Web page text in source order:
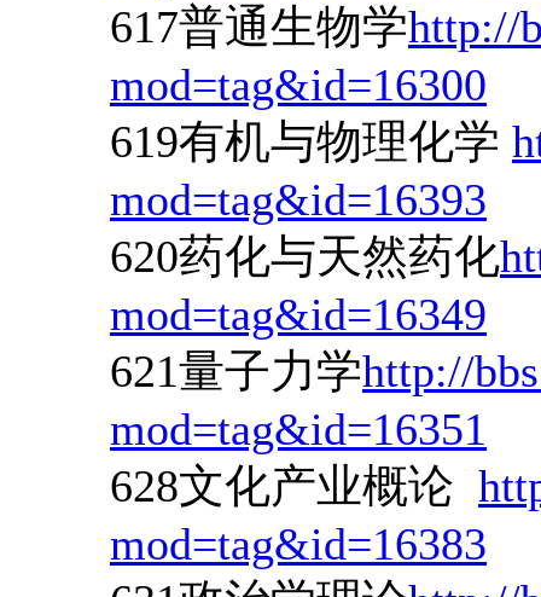
617普通生物学http://
mod=tag&id=16300
619有机与物理化学
mod=tag&id=16393
620药化与天然药化
mod=tag&id=16349
621量子力学http://
mod=tag&id=16351
628文化产业概论
mod=tag&id=16383